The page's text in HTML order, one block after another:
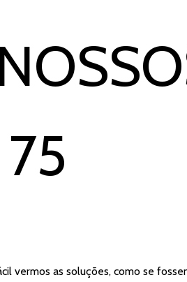
vermos as soluções, como se